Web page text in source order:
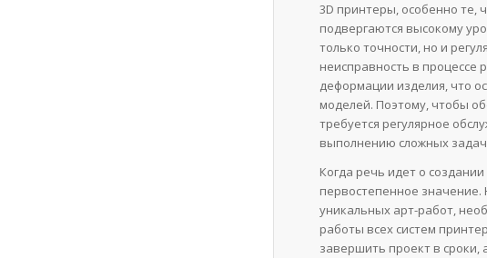
3D принтеры, особенно те,
подвергаются высокому
только точности, но и
неисправность в процессе
деформации изделия, что
моделей. Поэтому, чтобы
требуется регулярное
выполнению сложных
Когда речь идет о
первостепенное
уникальных арт-работ,
работы всех систем
завершить проект в сроки,